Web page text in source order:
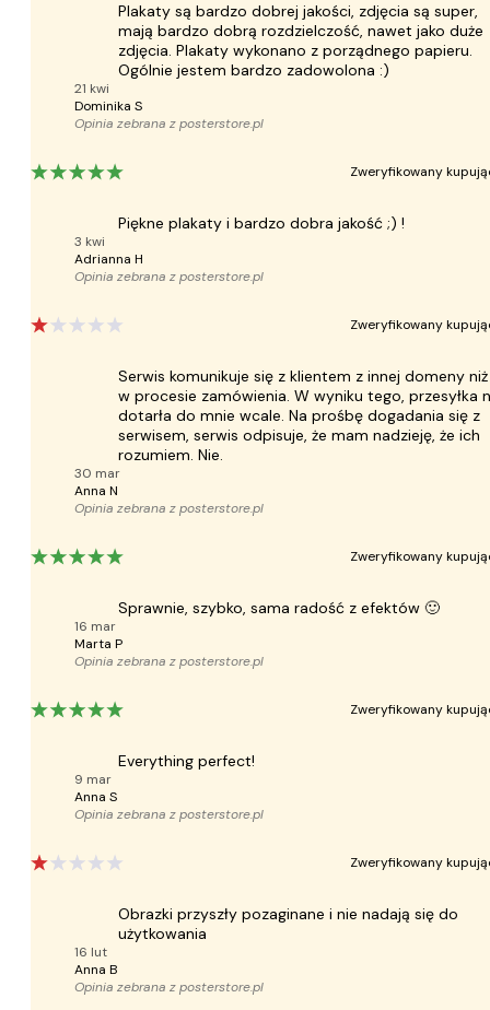
Plakaty są bardzo dobrej jakości, zdjęcia są super,
mają bardzo dobrą rozdzielczość, nawet jako duże
zdjęcia. Plakaty wykonano z porządnego papieru.
Ogólnie jestem bardzo zadowolona :)
21 kwi
Dominika S
Opinia zebrana zposterstore.pl
Zweryfikowany
Piękne plakaty i bardzo dobra jakość ;) !
3 kwi
Adrianna H
Opinia zebrana zposterstore.pl
Zweryfikowany
Serwis komunikuje się z klientem z innej domeny niż
w procesie zamówienia. W wyniku tego, przesyłka
dotarła do mnie wcale. Na prośbę dogadania się z
serwisem, serwis odpisuje, że mam nadzieję, że ich
rozumiem. Nie.
30 mar
Anna N
Opinia zebrana zposterstore.pl
Zweryfikowany
Sprawnie, szybko, sama radość z efektów 🙂
16 mar
Marta P
Opinia zebrana zposterstore.pl
Zweryfikowany
Everything perfect!
9 mar
Anna S
Opinia zebrana zposterstore.pl
Zweryfikowany
Obrazki przyszły pozaginane i nie nadają się do
użytkowania
16 lut
Anna B
Opinia zebrana zposterstore.pl